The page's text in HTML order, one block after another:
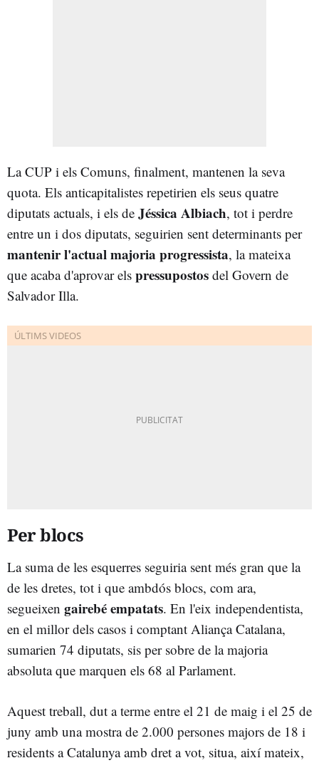
La CUP i els Comuns, finalment, mantenen la seva
quota. Els anticapitalistes repetirien els seus quatre
diputats actuals, i els de Jéssica Albiach, tot i perdre
entre un i dos diputats, seguirien sent determinants per
mantenir l'actual majoria progressista, la mateixa
que acaba d'aprovar els pressupostos del Govern de
Salvador Illa.
Per blocs
La suma de les esquerres seguiria sent més gran que la
de les dretes, tot i que ambdós blocs, com ara,
segueixen gairebé empatats. En l'eix independentista,
en el millor dels casos i comptant Aliança Catalana,
sumarien 74 diputats, sis per sobre de la majoria
absoluta que marquen els 68 al Parlament.
Aquest treball, dut a terme entre el 21 de maig i el 25 de
juny amb una mostra de 2.000 persones majors de 18 i
residents a Catalunya amb dret a vot, situa, així mateix,